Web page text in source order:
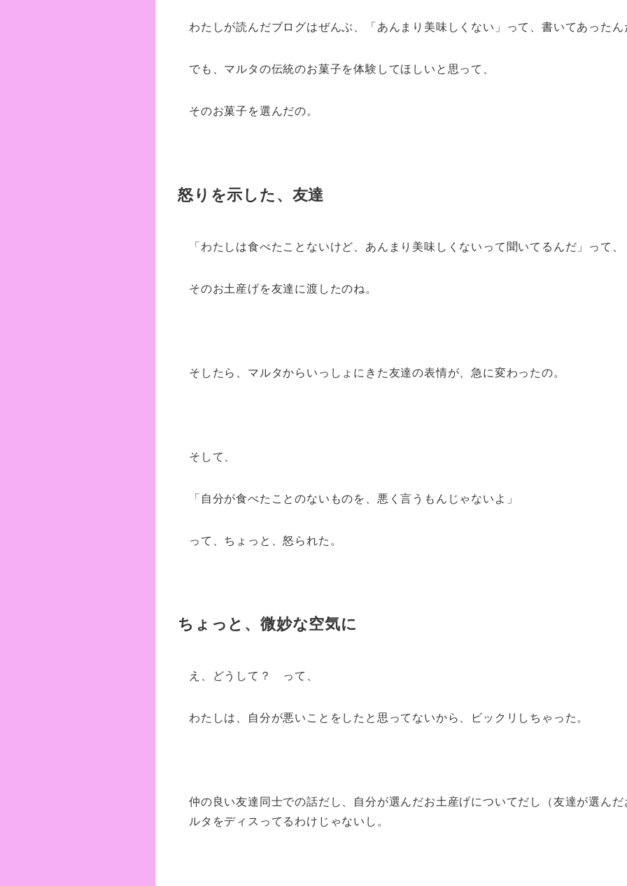
わたしが読んだブログはぜんぶ、「あんまり美味しくない」って、書いてあった
でも、マルタの伝統のお菓子を体験してほしいと思って、
そのお菓子を選んだの。
怒りを示した、友達
「わたしは食べたことないけど、あんまり美味しくないって聞いてるんだ」って、
そのお土産げを友達に渡したのね。
そしたら、マルタからいっしょにきた友達の表情が、急に変わったの。
そして、
「自分が食べたことのないものを、悪く言うもんじゃないよ」
って、ちょっと、怒られた。
ちょっと、微妙な空気に
え、どうして？ って、
わたしは、自分が悪いことをしたと思ってないから、ビックリしちゃった。
仲の良い友達同士での話だし、自分が選んだお土産げについてだし（友達が選ん
ルタをディスってるわけじゃないし。